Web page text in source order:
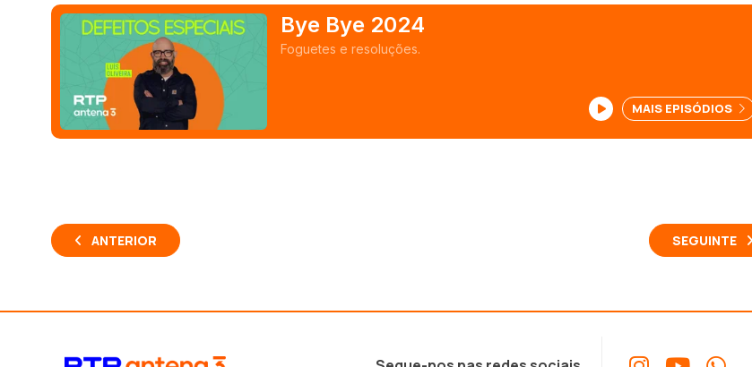
Bye Bye 2024
Foguetes e resoluções.
MAIS EPISÓDIOS
ANTERIOR SEGUINTE